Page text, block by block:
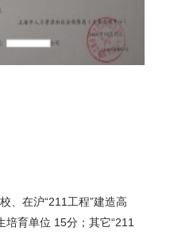
、在沪“211工程”建造高
育单位 15分；其它“211